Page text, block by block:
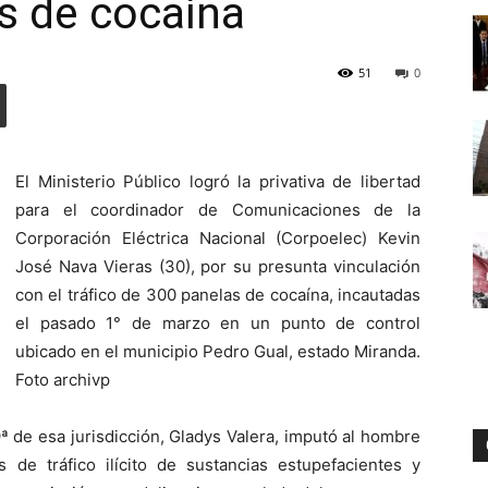
de cocaína
0
51
El Ministerio Público logró la privativa de libertad
para el coordinador de Comunicaciones de la
Corporación Eléctrica Nacional (Corpoelec) Kevin
José Nava Vieras (30), por su presunta vinculación
con el tráfico de 300 panelas de cocaína, incautadas
el pasado 1° de marzo en un punto de control
ubicado en el municipio Pedro Gual, estado Miranda.
Foto archivp
de esa jurisdicción, Gladys Valera, imputó al hombre
de tráfico ilícito de sustancias estupefacientes y